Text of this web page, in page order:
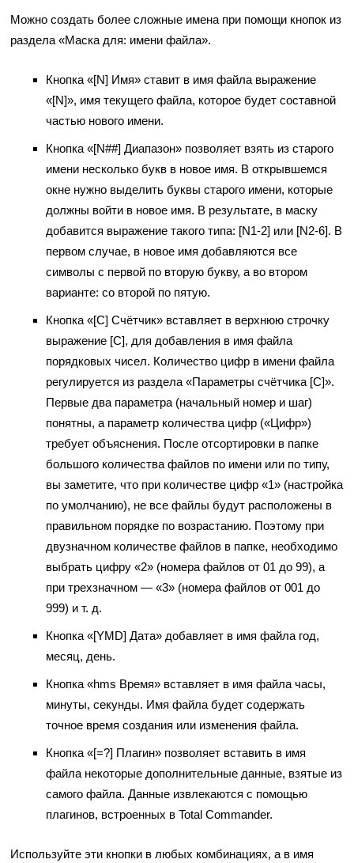
Можно создать более сложные имена при помощи кнопок из
раздела «Маска для: имени файла».
Кнопка «[N] Имя» ставит в имя файла выражение
«[N]», имя текущего файла, которое будет составной
частью нового имени.
Кнопка «[N##] Диапазон» позволяет взять из старого
имени несколько букв в новое имя. В открывшемся
окне нужно выделить буквы старого имени, которые
должны войти в новое имя. В результате, в маску
добавится выражение такого типа: [N1-2] или [N2-6]. В
первом случае, в новое имя добавляются все
символы с первой по вторую букву, а во втором
варианте: со второй по пятую.
Кнопка «[C] Счётчик» вставляет в верхнюю строчку
выражение [C], для добавления в имя файла
порядковых чисел. Количество цифр в имени файла
регулируется из раздела «Параметры счётчика [C]».
Первые два параметра (начальный номер и шаг)
понятны, а параметр количества цифр («Цифр»)
требует объяснения. После отсортировки в папке
большого количества файлов по имени или по типу,
вы заметите, что при количестве цифр «1» (настройка
по умолчанию), не все файлы будут расположены в
правильном порядке по возрастанию. Поэтому при
двузначном количестве файлов в папке, необходимо
выбрать цифру «2» (номера файлов от 01 до 99), а
при трехзначном — «3» (номера файлов от 001 до
999) и т. д.
Кнопка «[YMD] Дата» добавляет в имя файла год,
месяц, день.
Кнопка «hms Время» вставляет в имя файла часы,
минуты, секунды. Имя файла будет содержать
точное время создания или изменения файла.
Кнопка «[=?] Плагин» позволяет вставить в имя
файла некоторые дополнительные данные, взятые из
самого файла. Данные извлекаются с помощью
плагинов, встроенных в Total Commander.
Используйте эти кнопки в любых комбинациях, а в имя